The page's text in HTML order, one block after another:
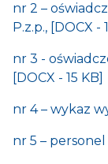
nr 2 –
P.z.p., [DOCX -
nr 3 -
[DOCX - 15 KB]
nr 4 – wykaz
nr 5 – personel